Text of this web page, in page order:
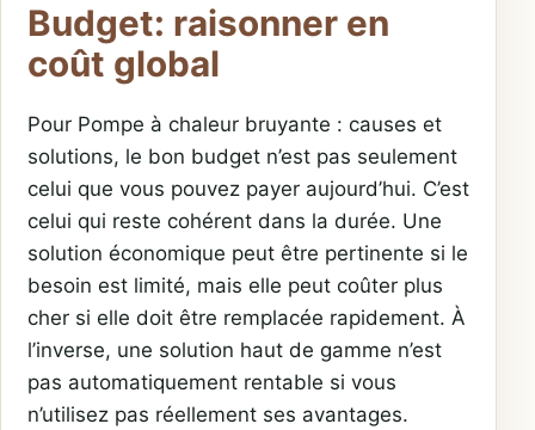
Budget: raisonner en
coût global
Pour Pompe à chaleur bruyante : causes et
solutions, le bon budget n’est pas seulement
celui que vous pouvez payer aujourd’hui. C’est
celui qui reste cohérent dans la durée. Une
solution économique peut être pertinente si le
besoin est limité, mais elle peut coûter plus
cher si elle doit être remplacée rapidement. À
l’inverse, une solution haut de gamme n’est
pas automatiquement rentable si vous
n’utilisez pas réellement ses avantages.